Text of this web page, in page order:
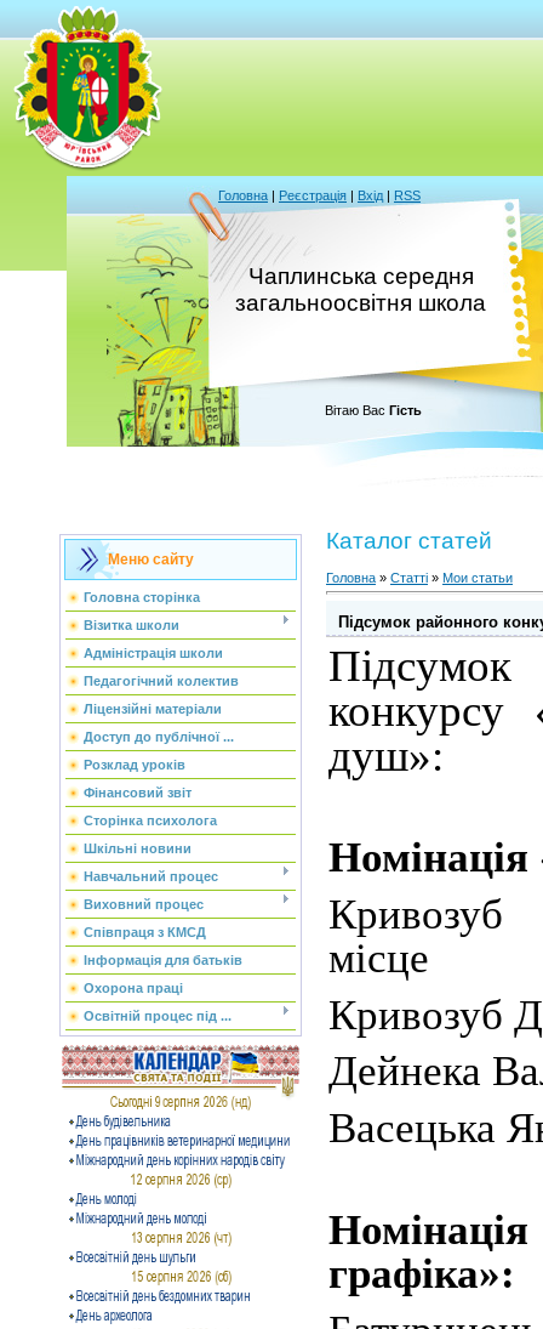
Головна | Реєстрація | Вхід | RSS
Чаплинська середня
загальноосвітня школа
Вітаю Вас Гість
Меню сайту
Головна сторінка
Візитка школи
Адміністрація школи
Педагогічний колектив
Ліцензійні матеріали
Доступ до публічної ...
Розклад уроків
Фінансовий звіт
Сторінка психолога
Шкільні новини
Навчальний процес
Виховний процес
Співпраця з КМСД
Інформація для батьків
Охорона праці
Освітній процес під ...
Каталог статей
Головна » Статті » Мои статьи
Підсумок районного
душ»:
місце
Кривозуб
Дейнека
Васецька
графіка»: